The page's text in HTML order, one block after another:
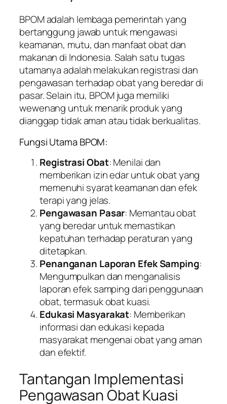
BPOM adalah lembaga pemerintah yang
bertanggung jawab untuk mengawasi
keamanan, mutu, dan manfaat obat dan
makanan di Indonesia. Salah satu tugas
utamanya adalah melakukan registrasi dan
pengawasan terhadap obat yang beredar di
pasar. Selain itu, BPOM juga memiliki
wewenang untuk menarik produk yang
dianggap tidak aman atau tidak berkualitas.
Fungsi Utama BPOM:
Registrasi Obat: Menilai dan
memberikan izin edar untuk obat yang
memenuhi syarat keamanan dan efek
terapi yang jelas.
Pengawasan Pasar: Memantau obat
yang beredar untuk memastikan
kepatuhan terhadap peraturan yang
ditetapkan.
Penanganan Laporan Efek Samping:
Mengumpulkan dan menganalisis
laporan efek samping dari penggunaan
obat, termasuk obat kuasi.
Edukasi Masyarakat: Memberikan
informasi dan edukasi kepada
masyarakat mengenai obat yang aman
dan efektif.
Tantangan Implementasi
Pengawasan Obat Kuasi